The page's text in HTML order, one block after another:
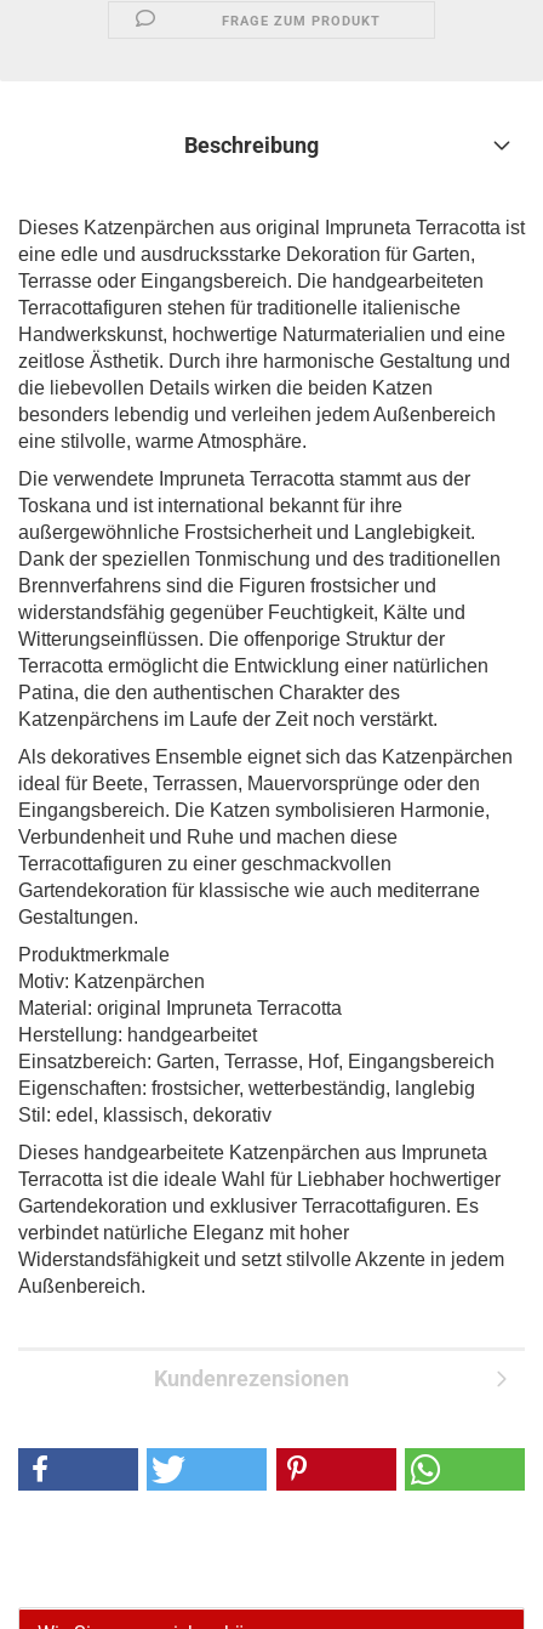
FRAGE ZUM PRODUKT
Beschreibung
Dieses Katzenpärchen aus original Impruneta Terracotta ist
eine edle und ausdrucksstarke Dekoration für Garten,
Terrasse oder Eingangsbereich. Die handgearbeiteten
Terracottafiguren stehen für traditionelle italienische
Handwerkskunst, hochwertige Naturmaterialien und eine
zeitlose Ästhetik. Durch ihre harmonische Gestaltung und
die liebevollen Details wirken die beiden Katzen
besonders lebendig und verleihen jedem Außenbereich
eine stilvolle, warme Atmosphäre.
Die verwendete Impruneta Terracotta stammt aus der
Toskana und ist international bekannt für ihre
außergewöhnliche Frostsicherheit und Langlebigkeit.
Dank der speziellen Tonmischung und des traditionellen
Brennverfahrens sind die Figuren frostsicher und
widerstandsfähig gegenüber Feuchtigkeit, Kälte und
Witterungseinflüssen. Die offenporige Struktur der
Terracotta ermöglicht die Entwicklung einer natürlichen
Patina, die den authentischen Charakter des
Katzenpärchens im Laufe der Zeit noch verstärkt.
Als dekoratives Ensemble eignet sich das Katzenpärchen
ideal für Beete, Terrassen, Mauervorsprünge oder den
Eingangsbereich. Die Katzen symbolisieren Harmonie,
Verbundenheit und Ruhe und machen diese
Terracottafiguren zu einer geschmackvollen
Gartendekoration für klassische wie auch mediterrane
Gestaltungen.
Produktmerkmale
Motiv: Katzenpärchen
Material: original Impruneta Terracotta
Herstellung: handgearbeitet
Einsatzbereich: Garten, Terrasse, Hof, Eingangsbereich
Eigenschaften: frostsicher, wetterbeständig, langlebig
Stil: edel, klassisch, dekorativ
Dieses handgearbeitete Katzenpärchen aus Impruneta
Terracotta ist die ideale Wahl für Liebhaber hochwertiger
Gartendekoration und exklusiver Terracottafiguren. Es
verbindet natürliche Eleganz mit hoher
Widerstandsfähigkeit und setzt stilvolle Akzente in jedem
Außenbereich.
Kundenrezensionen